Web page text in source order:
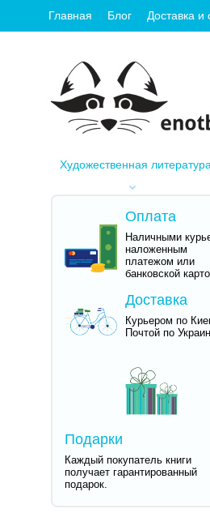
Главная Блог Доставка и
Художественная литература
Оплата
Наличными
наложенным
платежом или
банковской
Доставка
Курьером по
Почтой по
Подарки
Каждый покупатель книги
получает гарантированный
подарок.